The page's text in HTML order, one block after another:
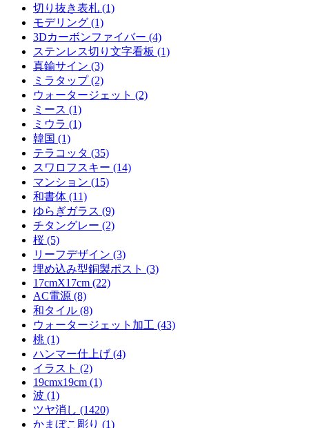
切り抜き表札 (1)
モデリング (1)
3Dカーボンファイバー (4)
ステンレス切り文字看板 (1)
真鍮サイン (3)
ミラタップ (2)
ウォータージェット (2)
ミース (1)
ミウラ (1)
韓国 (1)
テラコッタ (35)
スワロフスキー (14)
マンション (15)
和書体 (11)
ゆらぎガラス (9)
チタングレー (2)
桜 (5)
リーフデザイン (3)
埋め込み型銅製ポスト (3)
17cmX17cm (22)
AC電源 (8)
和タイル (8)
ウォータージェット加工 (43)
桃 (1)
ハンマー仕上げ (4)
イラスト (2)
19cmx19cm (1)
波 (1)
ツヤ消し (1420)
かまぼこ彫り (1)